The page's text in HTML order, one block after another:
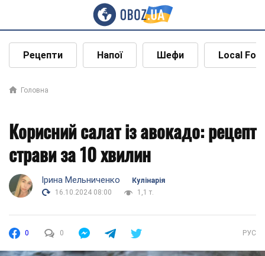
Рецепти Напої Шефи Local
Головна
Корисний салат із авокадо: рецепт
страви за 10 хвилин
Ірина Мельниченко
Кулінарія
16.10.2024 08:00
1,1 т.
0 0 РУС